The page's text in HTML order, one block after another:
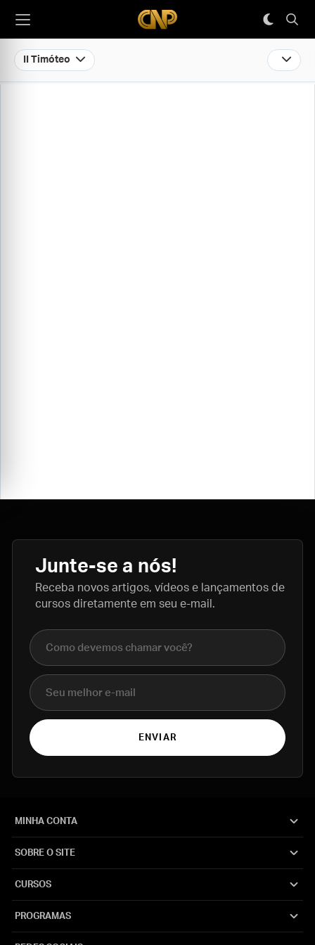
II Timóteo
Junte-se a nós!
Receba novos artigos, vídeos e lançamentos de
cursos diretamente em seu e-mail.
Nome completo
E-mail
ENVIAR
MINHA CONTA
SOBRE O SITE
CURSOS
PROGRAMAS